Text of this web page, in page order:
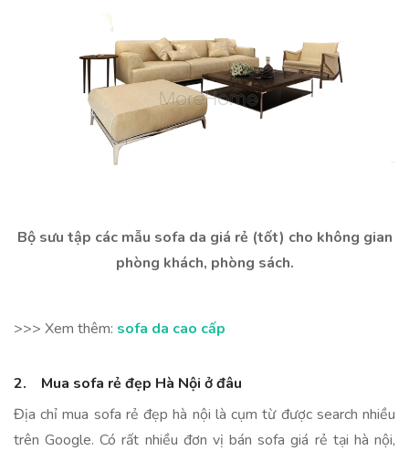
Bộ sưu tập các mẫu sofa da giá rẻ (tốt) cho không gian
phòng khách, phòng sách.
>>> Xem thêm: sofa da cao cấp
2. Mua sofa rẻ đẹp Hà Nội ở đâu
Địa chỉ mua sofa rẻ đẹp hà nội là cụm từ được search nhiều
trên Google. Có rất nhiều đơn vị bán sofa giá rẻ tại hà nội,